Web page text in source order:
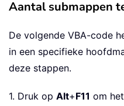
Aantal submappen
De volgende VBA-code
in een specifieke
deze stappen.
1. Druk op Alt+F11 om